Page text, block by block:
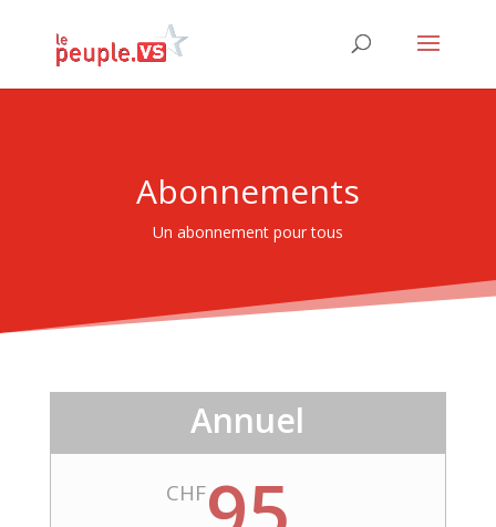
Abonnements
Un abonnement pour tous
Annuel
CHF